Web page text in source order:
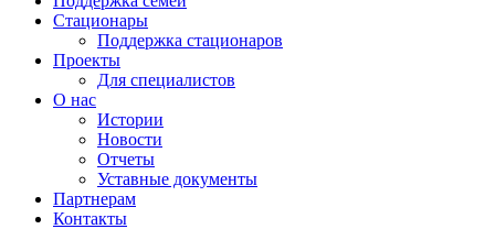
Стационары
Поддержка стационаров
Проекты
Для специалистов
О нас
Истории
Новости
Отчеты
Уставные документы
Партнерам
Контакты